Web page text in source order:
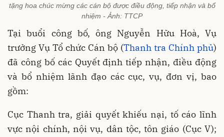
tặng hoa chúc mừng các cán bộ được điều động, tiếp nhận và bổ
nhiệm - Ảnh: TTCP
Tại buổi công bố, ông Nguyễn Hữu Hoà, Vụ
trưởng Vụ Tổ chức Cán bộ (Thanh tra Chính phủ)
đã công bố các Quyết định tiếp nhận, điều động
và bổ nhiệm lãnh đạo các cục, vụ, đơn vị, bao
gồm:
Cục Thanh tra, giải quyết khiếu nại, tố cáo lĩnh
vực nội chính, nội vụ, dân tộc, tôn giáo (Cục V);